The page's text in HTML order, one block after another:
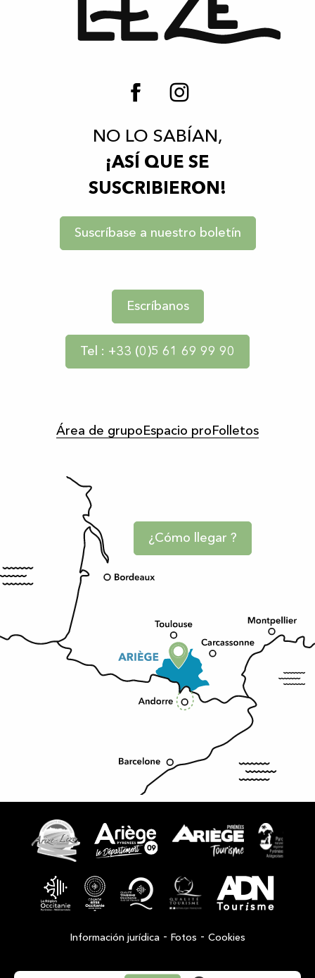
NO LO SABÍAN,
¡ASÍ QUE SE
SUSCRIBIERON!
Suscríbase a nuestro boletín
Escríbanos
Tel : +33 (0)5 61 69 99 90
Área de grupo Espacio pro Folletos
¿Cómo llegar ?
Información jurídica - Fotos - Cookies